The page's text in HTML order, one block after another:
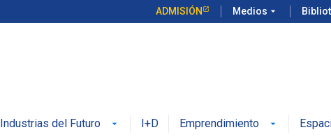
ADMISIÓN Medios arrow_drop_down
Industrias del Futuro I+D Emprendimiento